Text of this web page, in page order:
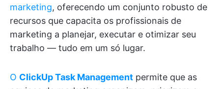
marketing, oferecendo um conjunto robusto de
recursos que capacita os profissionais de
marketing a planejar, executar e otimizar seu
trabalho — tudo em um só lugar.
O ClickUp Task Management permite que as